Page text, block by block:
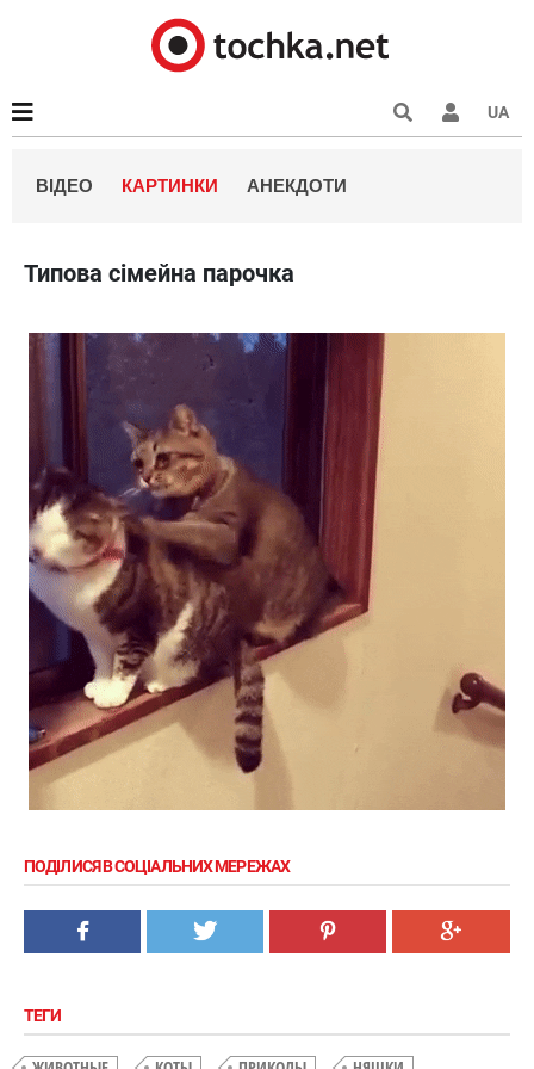
UA
ВІДЕО КАРТИНКИ АНЕКДОТИ
Типова сімейна парочка
ПОДІЛИСЯ В СОЦІАЛЬНИХ МЕРЕЖАХ
ТЕГИ